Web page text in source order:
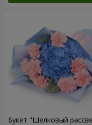
Букет "Шелковый